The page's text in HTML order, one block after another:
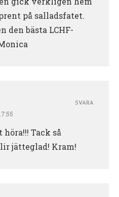
på salladsfatet.
den bästa LCHF-
Tack så
jätteglad! Kram!
SVARA